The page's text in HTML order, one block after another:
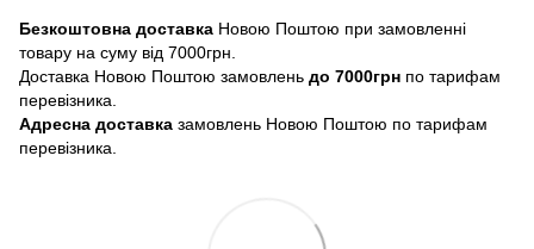
Безкоштовна доставка Новою Поштою при замовленні
товару на суму від 7000грн.
Доставка Новою Поштою замовлень до 7000грн по тарифам
перевізника.
Адресна доставка замовлень Новою Поштою по тарифам
перевізника.